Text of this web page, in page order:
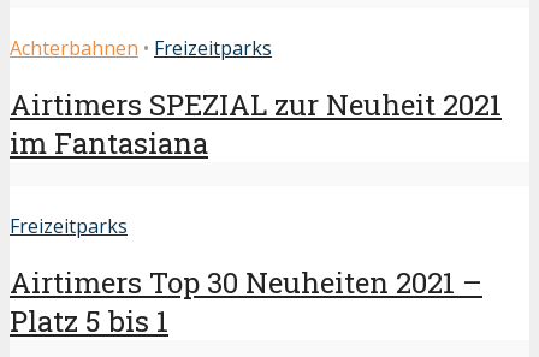
Achterbahnen • Freizeitparks
Airtimers SPEZIAL zur Neuheit 2021
im Fantasiana
Freizeitparks
Airtimers Top 30 Neuheiten 2021 –
Platz 5 bis 1